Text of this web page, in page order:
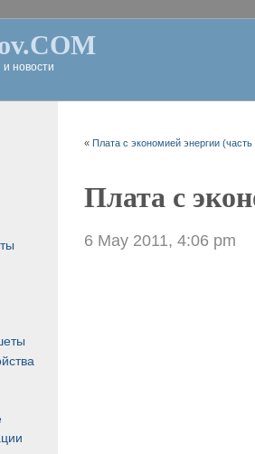
и новости
«Плата с экономией энергии (часть
Плата с
6 May 2011, 4:06 pm